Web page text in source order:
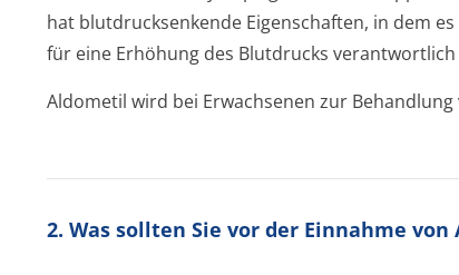
hat blutdrucksenkende Eigenschaften, in dem
für eine Erhöhung des Blutdrucks verantwortlich
Aldometil wird bei Erwachsenen zur
2. Was sollten Sie vor der Einnahme